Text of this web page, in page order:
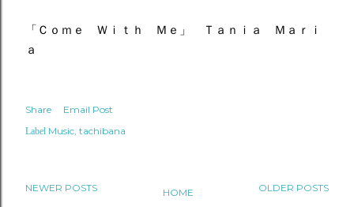
「Ｃｏｍｅ Ｗｉｔｈ Ｍｅ」 Ｔａｎｉａ Ｍａｒｉ
ａ
Share Email Post
Label Music tachibana
NEWER POSTS OLDER POSTS
HOME